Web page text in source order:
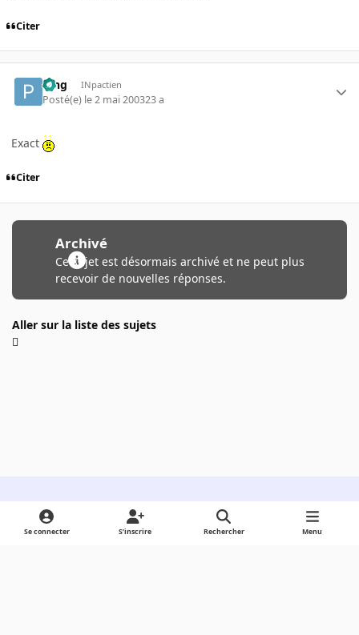
Citer
Ping INpactien
Posté(e) le 2 mai 200323 a
Exact
Citer
Archivé
Ce sujet est désormais archivé et ne peut plus
recevoir de nouvelles réponses.
Aller sur la liste des sujets
Light ModeDark ModeSystem Preference
Se connecter S’inscrire Rechercher Menu